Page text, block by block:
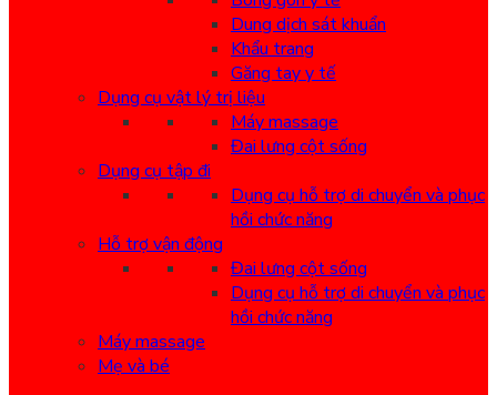
Dung dịch sát khuẩn
Khẩu trang
Găng tay y tế
Dụng cụ vật lý trị liệu
Máy massage
Đai lưng cột sống
Dụng cụ tập đi
Dụng cụ hỗ trợ di chuyển và phục
hồi chức năng
Hỗ trợ vận động
Đai lưng cột sống
Dụng cụ hỗ trợ di chuyển và phục
hồi chức năng
Máy massage
Mẹ và bé